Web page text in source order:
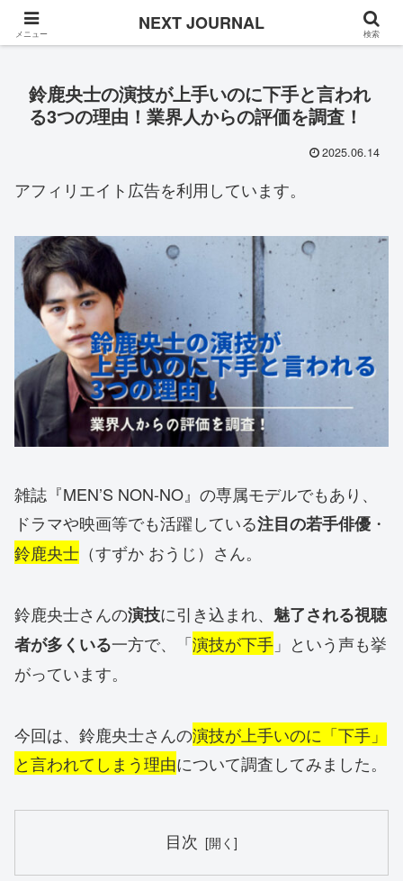
Once in a while
鈴鹿央士の演技が上手いのに下手と言われ
る3つの理由！業界人からの評価を調査！
2025.06.14
アフィリエイト広告を利用しています。
雑誌『MEN’S NON-NO』の専属モデルでもあり、
ドラマや映画等でも活躍している注目の若手俳優 ・
鈴鹿央士 （すずか おうじ）さん。
鈴鹿央士さんの演技に引き込まれ、 魅了される視聴
者が多くいる一方で、「演技が下手 」という声も挙
がっています。
今回は、鈴鹿央士さんの演技が上手いのに「下手」
と言われてしまう理由について調査してみました。
目次
メニュー NEXT JOURNAL 検索